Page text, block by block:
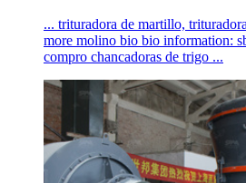
... trituradora de martillo,
more molino bio bio information:
compro chancadoras de trigo ...